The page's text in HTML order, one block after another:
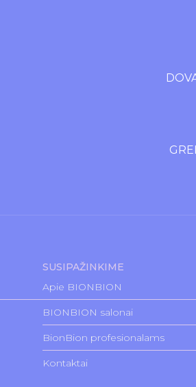
SUSIPAŽINKIME
Apie BIONBION
BIONBION salonai
BionBion profesionalams
Kontaktai